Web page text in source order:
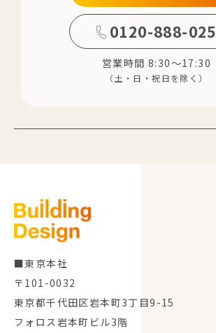
0120-888-025
営業時間 8:30～17:30
（土・日・祝日を除く）
■東京本社
〒101-0032
東京都千代田区岩本町3丁目9-15
フォロス岩本町ビル3階